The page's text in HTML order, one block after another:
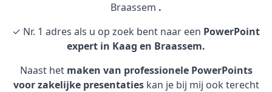
Braassem .
✓ Nr. 1 adres als u op zoek bent naar een PowerPoint
expert in Kaag en Braassem.
Naast het maken van professionele PowerPoints
voor zakelijke presentatieskan je bij mij ook terecht